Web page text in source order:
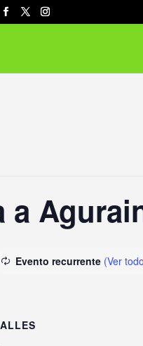
a
Evento recurrente (Ver